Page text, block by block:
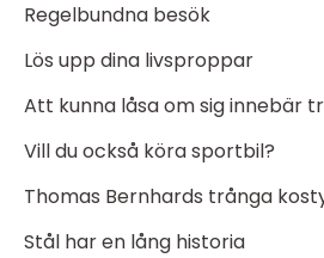
Regelbundna besök
Lös upp dina livsproppar
Att kunna låsa om sig innebär
Vill du också köra sportbil?
Thomas Bernhards trånga
Stål har en lång historia